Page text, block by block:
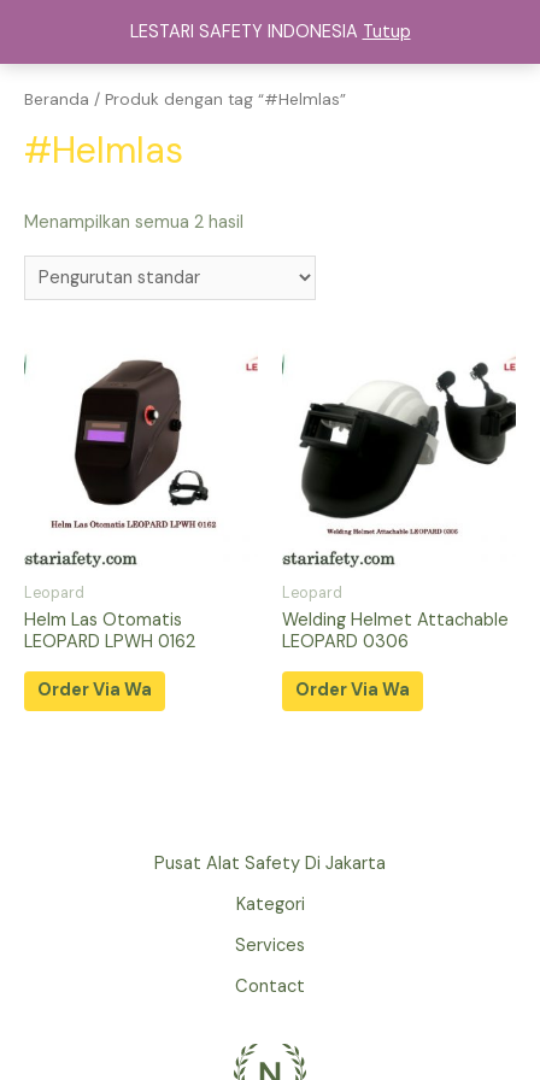
LESTARI SAFETY INDONESIA Tutup
konten
Menu
Beranda / Produk dengan tag “#Helmlas”
#Helmlas
Menampilkan semua 2 hasil
Leopard
Helm Las Otomatis
LEOPARD LPWH 0162
Order Via Wa
Leopard
Welding Helmet Attachable
LEOPARD 0306
Order Via Wa
Pusat Alat Safety Di Jakarta
Kategori
Services
Contact